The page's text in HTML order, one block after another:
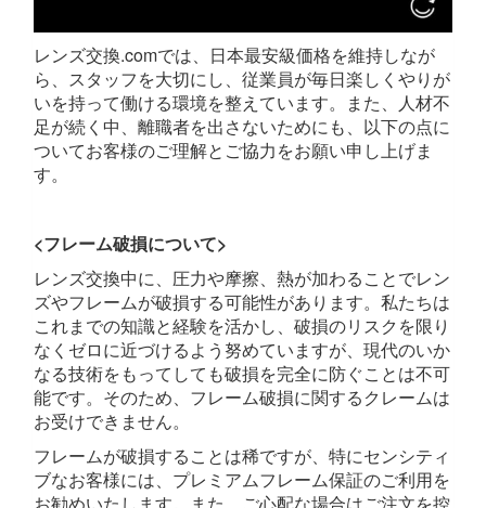
レンズ交換.comでは、日本最安級価格を維持しなが
ら、スタッフを大切にし、従業員が毎日楽しくやりが
いを持って働ける環境を整えています。また、人材不
足が続く中、離職者を出さないためにも、以下の点に
ついてお客様のご理解とご協力をお願い申し上げま
す。
<フレーム破損について>
レンズ交換中に、圧力や摩擦、熱が加わることでレン
ズやフレームが破損する可能性があります。私たちは
これまでの知識と経験を活かし、破損のリスクを限り
なくゼロに近づけるよう努めていますが、現代のいか
なる技術をもってしても破損を完全に防ぐことは不可
能です。そのため、フレーム破損に関するクレームは
お受けできません。
フレームが破損することは稀ですが、特にセンシティ
ブなお客様には、プレミアムフレーム保証のご利用を
お勧めいたします。また、ご心配な場合はご注文を控